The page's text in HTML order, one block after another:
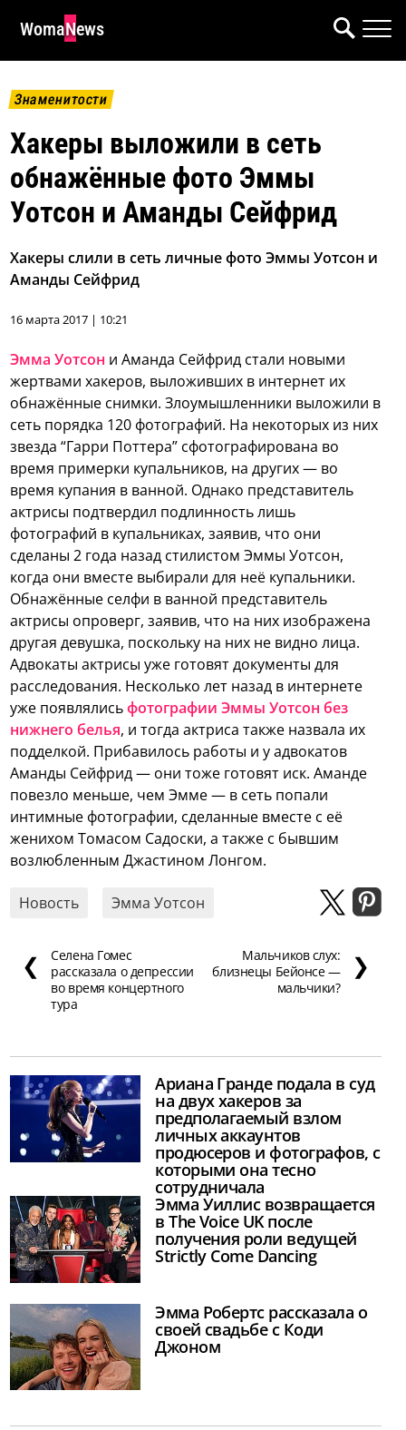
WomaNews
Знаменитости
Хакеры выложили в сеть
обнажённые фото Эммы
Уотсон и Аманды Сейфрид
Хакеры слили в сеть личные фото Эммы Уотсон и
Аманды Сейфрид
16 марта 2017 | 10:21
Эмма Уотсон и Аманда Сейфрид стали новыми
жертвами хакеров, выложивших в интернет их
обнажённые снимки. Злоумышленники выложили в
сеть порядка 120 фотографий. На некоторых из них
звезда “Гарри Поттера” сфотографирована во
время примерки купальников, на других — во
время купания в ванной. Однако представитель
актрисы подтвердил подлинность лишь
фотографий в купальниках, заявив, что они
сделаны 2 года назад стилистом Эммы Уотсон,
когда они вместе выбирали для неё купальники.
Обнажённые селфи в ванной представитель
актрисы опроверг, заявив, что на них изображена
другая девушка, поскольку на них не видно лица.
Адвокаты актрисы уже готовят документы для
расследования. Несколько лет назад в интернете
уже появлялисьфотографии Эммы Уотсон без
нижнего белья, и тогда актриса также назвала их
подделкой. Прибавилось работы и у адвокатов
Аманды Сейфрид — они тоже готовят иск. Аманде
повезло меньше, чем Эмме — в сеть попали
интимные фотографии, сделанные вместе с её
женихом Томасом Садоски, а также с бывшим
возлюбленным Джастином Лонгом.
Новость Эмма Уотсон
❮
Селена Гомес
рассказала о депрессии
во время концертного
тура
Мальчиков слух:
близнецы Бейонсе —
мальчики?
❯
Ариана Гранде подала в суд
на двух хакеров за
предполагаемый взлом
личных аккаунтов
продюсеров и фотографов, с
которыми она тесно
сотрудничала
Эмма Уиллис возвращается
в The Voice UK после
получения роли ведущей
Strictly Come Dancing
Эмма Робертс рассказала о
своей свадьбе с Коди
Джоном